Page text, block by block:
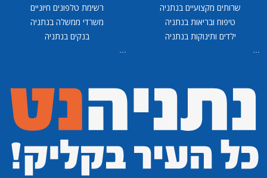
שרותים מקצועיים בנתניה
טיפוח ובריאות בנתניה
ילדים ותינוקות בנתניה
...
רשימת טלפונים חיוניים
משרדי ממשלה בנתניה
בנקים בנתניה
...